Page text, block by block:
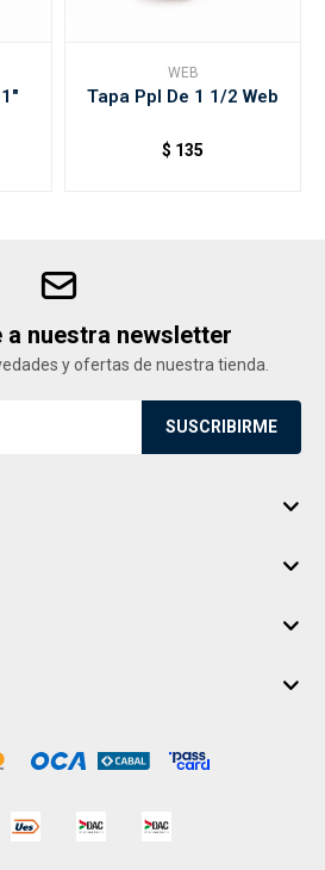
WEB
Tapa Ppl De 1 1/2 Web
$ 135
a nuestra newsletter
y ofertas de nuestra tienda.
SUSCRIBIRME